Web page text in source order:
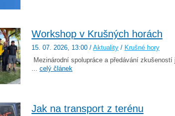
Workshop v Krušných horách
15. 07. 2026, 13:00 / Aktuality / Krušné hory
Mezinárodní spolupráce a předávání
... celý článek
Jak na transport z terénu